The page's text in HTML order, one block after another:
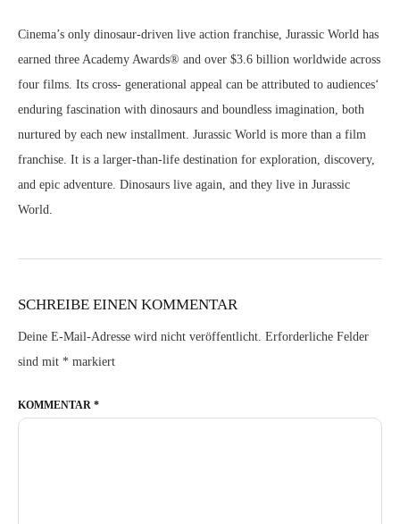
Cinema’s only dinosaur-driven live action franchise, Jurassic World has
earned three Academy Awards® and over $3.6 billion worldwide across
four films. Its cross- generational appeal can be attributed to audiences‘
enduring fascination with dinosaurs and boundless imagination, both
nurtured by each new installment. Jurassic World is more than a film
franchise. It is a larger-than-life destination for exploration, discovery,
and epic adventure. Dinosaurs live again, and they live in Jurassic
World.
SCHREIBE EINEN KOMMENTAR
Deine E-Mail-Adresse wird nicht veröffentlicht. Erforderliche Felder
sind mit * markiert
KOMMENTAR *